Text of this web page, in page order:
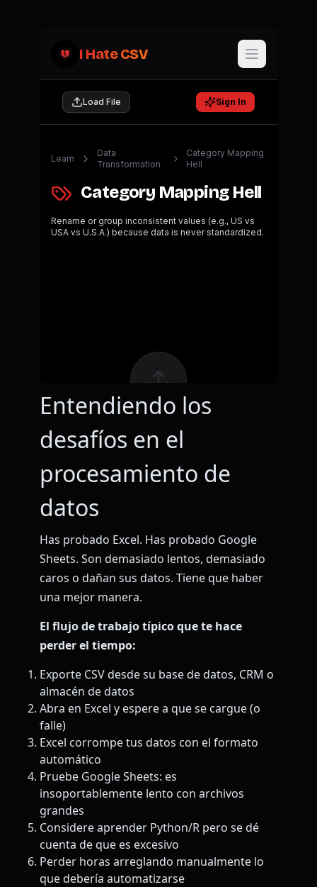
Entendiendo los
desafíos en el
procesamiento de
datos
Has probado Excel. Has probado Google
Sheets. Son demasiado lentos, demasiado
caros o dañan sus datos. Tiene que haber
una mejor manera.
El flujo de trabajo típico que te hace
perder el tiempo:
Exporte CSV desde su base de datos, CRM o
almacén de datos
Abra en Excel y espere a que se cargue (o
falle)
Excel corrompe tus datos con el formato
automático
Pruebe Google Sheets: es
insoportablemente lento con archivos
grandes
Considere aprender Python/R pero se dé
cuenta de que es excesivo
Perder horas arreglando manualmente lo
que debería automatizarse